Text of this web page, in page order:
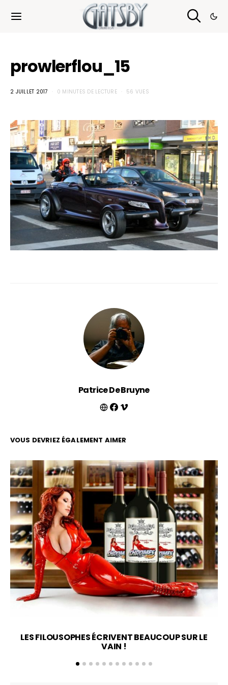
prowlerflou_15
2 JUILLET 2017 0 MINUTES DE LECTURE 56 VUES
Patrice De Bruyne
VOUS DEVRIEZ ÉGALEMENT AIMER
LES FILOUSOPHES ÉCRIVENT BEAUCOUP SUR LE
VAIN !
Cookies management panel